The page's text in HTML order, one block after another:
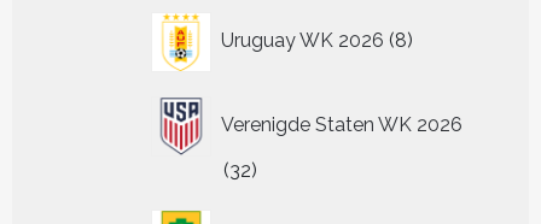
Uruguay WK 2026 8
producten
Verenigde Staten WK 2026
3232